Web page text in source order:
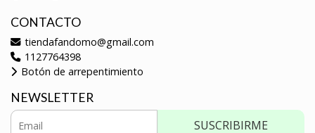
CONTACTO
tiendafandomo@gmail.com
1127764398
Botón de arrepentimiento
NEWSLETTER
SUSCRIBIRME